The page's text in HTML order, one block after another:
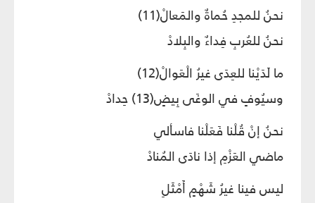
نحنُ للمجدِ حُماةٌ والمَعالْ(11)
نحنُ للعُربِ فِداءٌ والبِلادْ
ما لَدَيْنا للعِدَى غيرُ الْعَوالْ(12)
وسيُوفٍ في الوغَى بِيضٍ(13) حِدادْ
نحنُ إنْ قُلْنا فَعَلْنا فاسألي
ماضي العَزْمِ إذا نادَى المُنادْ
ليس فينا غيرُ شَهْمٍ أَمْثَلِ